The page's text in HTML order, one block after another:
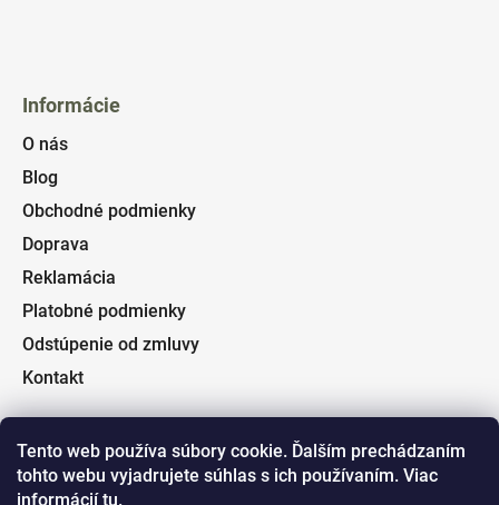
Tento web používa súbory cookie. Ďalším prechádzaním
tohto webu vyjadrujete súhlas s ich používaním. Viac
informáciítu.
Informácie
O nás
Blog
Obchodné podmienky
Doprava
Reklamácia
Platobné podmienky
Odstúpenie od zmluvy
Kontakt
Facebook